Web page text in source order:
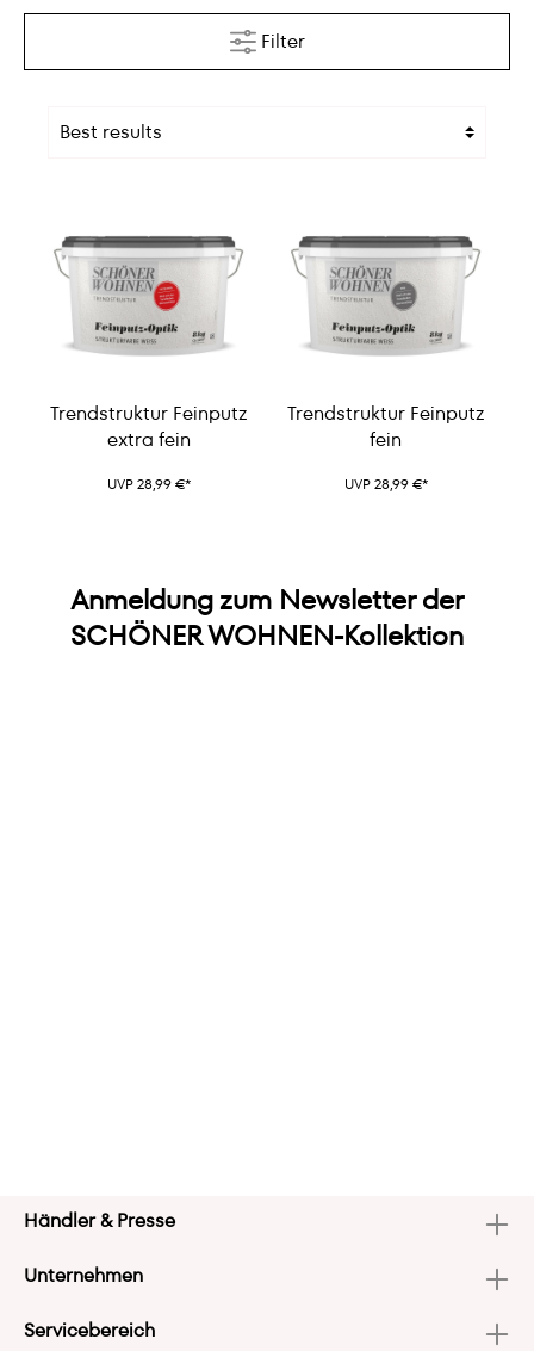
Filter
Trendstruktur Feinputz
extra fein
UVP 28,99 €*
Trendstruktur Feinputz
fein
UVP 28,99 €*
Anmeldung zum Newsletter der
SCHÖNER WOHNEN-Kollektion
Händler & Presse
Unternehmen
Servicebereich